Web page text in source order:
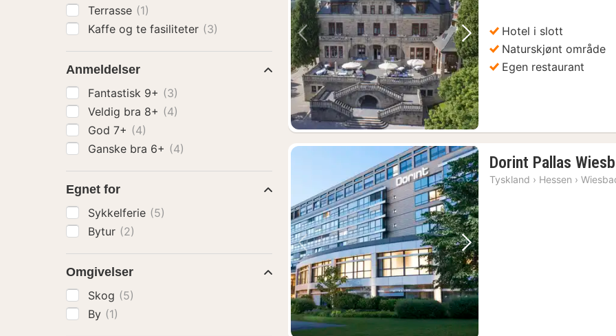
Forrige bilde Neste bilde
Hotel i slott
Naturskjønt område
Egen restaurant
Forrige bilde Neste bilde
Dorint Pallas
Tyskland › Hessen ›
Terrasse (1)
Kaffe og te fasiliteter (3)
Anmeldelser
Fantastisk 9+ (3)
Veldig bra 8+ (4)
God 7+ (4)
Ganske bra 6+ (4)
Egnet for
Sykkelferie (5)
Bytur (2)
Omgivelser
Skog (5)
By (1)